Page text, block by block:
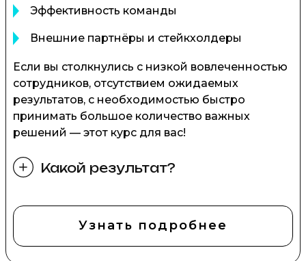
Эффективность команды
Внешние партнёры и стейкхолдеры
Если вы столкнулись с низкой вовлеченностью
сотрудников, отсутствием ожидаемых
результатов, с необходимостью быстро
принимать большое количество важных
решений — этот курс для вас!
Какой результат?
Узнать подробнее